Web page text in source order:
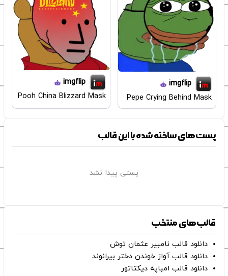
imgflip
Pepe Crying Behind Mask
imgflip
Pooh China Blizzard Mask
پست‌های ساخته شده با این قالب
پستی پیدا نشد
قالب‌های منتخب
دانلود قالب نامبیر عثمان ‌توش
دانلود قالب آواز خوندن دختر بیرانوند
دانلود قالب امباپه دیکتاتور